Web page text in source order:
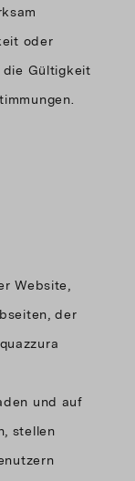
oder
die Gültigkeit
Website,
der
und auf
stellen